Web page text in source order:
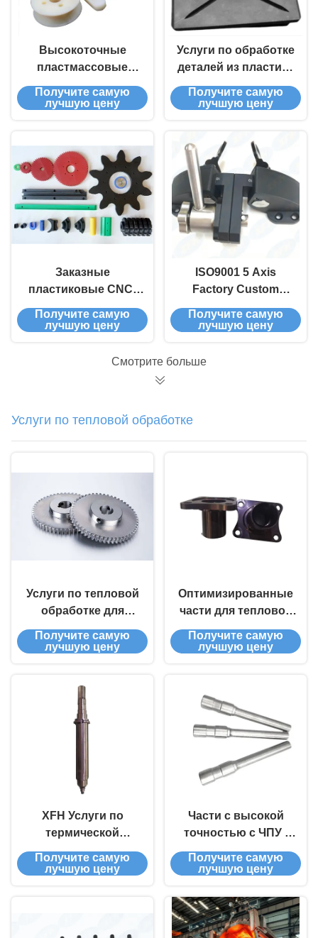
Высокоточные
пластмассовые
станкообрабатывающие
детали с узкой
Получите самую
лучшую цену
Услуги по обработке
деталей из пластика
на заказ с помощью
ЧПУ для
Получите самую
лучшую цену
Заказные
пластиковые CNC-
обрабатывающие
детали с ABS POM
PMMA PC Nylon
Получите самую
лучшую цену
ISO9001 5 Axis
Factory Custom
Machined Plastic
Parts
изделий из пластика
Получите самую
лучшую цену
Смотрите больше
Услуги по тепловой обработке
Услуги по тепловой
обработке для
защиты от
ржавчины,
анодирования,
никелевой/
покрытия и
твердости
материала
Получите самую
лучшую цену
Оптимизированные
части для тепловой
обработки с маслом
/ водой для
поверхности
Получите самую
лучшую цену
XFH Услуги по
термической
обработке металлов
Получите самую
лучшую цену
Части с высокой
точностью с ЧПУ -
Услуги по
термической
микропористых
машин, интеграции
многопроцессов,
Получите самую
лучшую цену